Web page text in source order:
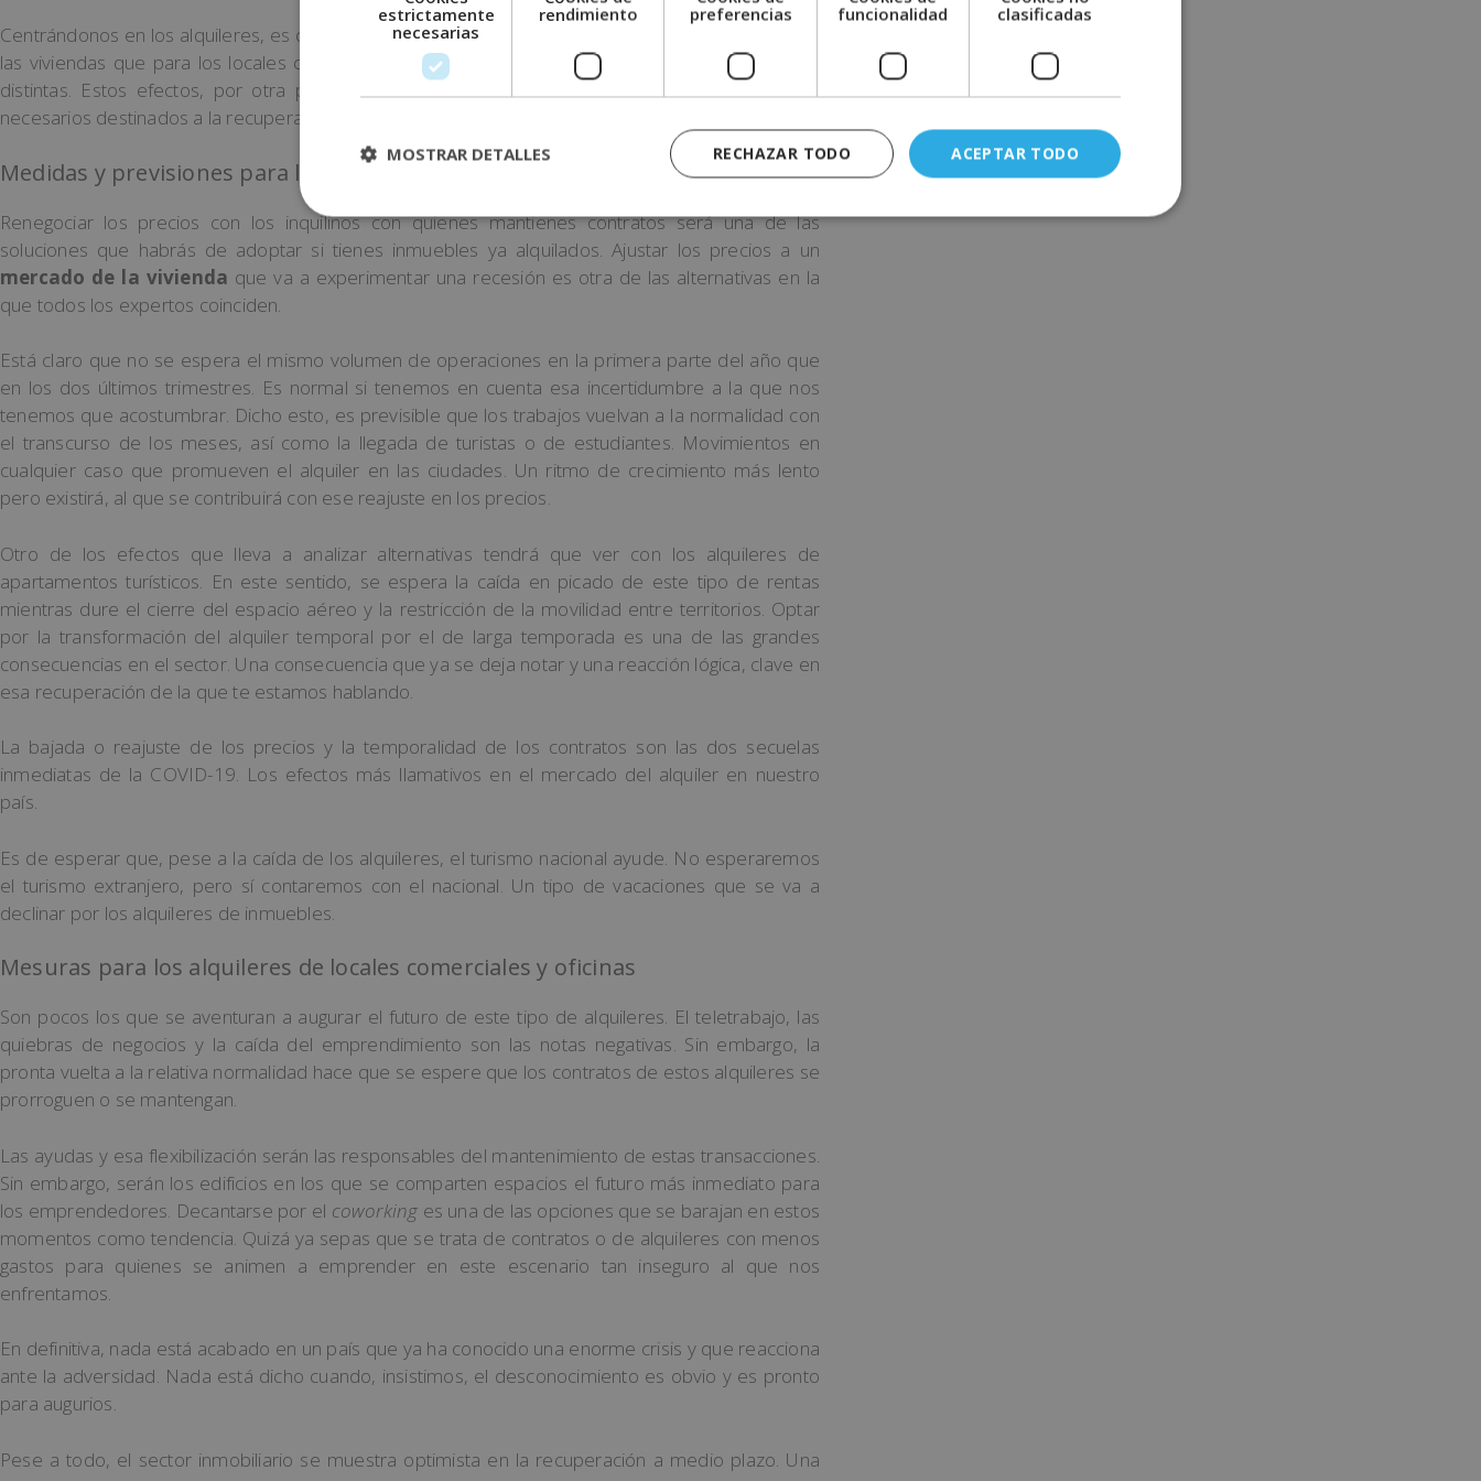
Centrándonos en los alquileres, es cierto que el comportamiento de estos no será el mismo para
las viviendas que para los locales comerciales. Una desigualdad que, por ende, traerá secuelas
distintas. Estos efectos, por otra parte, deberán ser la base para llevar a cabo los cambios
necesarios destinados a la recuperación del sector.
Medidas y previsiones para los alquileres de viviendas
Renegociar los precios con los inquilinos con quienes mantienes contratos será una de las
soluciones que habrás de adoptar si tienes inmuebles ya alquilados. Ajustar los precios a un
mercado de la vivienda que va a experimentar una recesión es otra de las alternativas en la
que todos los expertos coinciden.
Está claro que no se espera el mismo volumen de operaciones en la primera parte del año que
en los dos últimos trimestres. Es normal si tenemos en cuenta esa incertidumbre a la que nos
tenemos que acostumbrar. Dicho esto, es previsible que los trabajos vuelvan a la normalidad con
el transcurso de los meses, así como la llegada de turistas o de estudiantes. Movimientos en
cualquier caso que promueven el alquiler en las ciudades. Un ritmo de crecimiento más lento
pero existirá, al que se contribuirá con ese reajuste en los precios.
Otro de los efectos que lleva a analizar alternativas tendrá que ver con los alquileres de
apartamentos turísticos. En este sentido, se espera la caída en picado de este tipo de rentas
mientras dure el cierre del espacio aéreo y la restricción de la movilidad entre territorios. Optar
por la transformación del alquiler temporal por el de larga temporada es una de las grandes
consecuencias en el sector. Una consecuencia que ya se deja notar y una reacción lógica, clave en
esa recuperación de la que te estamos hablando.
La bajada o reajuste de los precios y la temporalidad de los contratos son las dos secuelas
inmediatas de la COVID-19. Los efectos más llamativos en el mercado del alquiler en nuestro
país.
Es de esperar que, pese a la caída de los alquileres, el turismo nacional ayude. No esperaremos
el turismo extranjero, pero sí contaremos con el nacional. Un tipo de vacaciones que se va a
declinar por los alquileres de inmuebles.
Mesuras para los alquileres de locales comerciales y oficinas
Son pocos los que se aventuran a augurar el futuro de este tipo de alquileres. El teletrabajo, las
quiebras de negocios y la caída del emprendimiento son las notas negativas. Sin embargo, la
pronta vuelta a la relativa normalidad hace que se espere que los contratos de estos alquileres se
prorroguen o se mantengan.
Las ayudas y esa flexibilización serán las responsables del mantenimiento de estas transacciones.
Sin embargo, serán los edificios en los que se comparten espacios el futuro más inmediato para
los emprendedores. Decantarse por el coworking es una de las opciones que se barajan en estos
momentos como tendencia. Quizá ya sepas que se trata de contratos o de alquileres con menos
gastos para quienes se animen a emprender en este escenario tan inseguro al que nos
enfrentamos.
En definitiva, nada está acabado en un país que ya ha conocido una enorme crisis y que reacciona
ante la adversidad. Nada está dicho cuando, insistimos, el desconocimiento es obvio y es pronto
para augurios.
Pese a todo, el sector inmobiliario se muestra optimista en la recuperación a medio plazo. Una
estrictamente
necesarias
rendimiento
preferencias
funcionalidad
clasificadas
ACEPTAR TODO
RECHAZAR TODO
MOSTRAR DETALLES